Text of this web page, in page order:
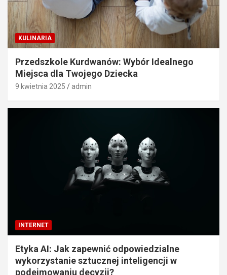
KULINARIA
Przedszkole Kurdwanów: Wybór Idealnego
Miejsca dla Twojego Dziecka
9 kwietnia 2025 admin
INTERNET
Etyka AI: Jak zapewnić odpowiedzialne
wykorzystanie sztucznej inteligencji w
podejmowaniu decyzji?